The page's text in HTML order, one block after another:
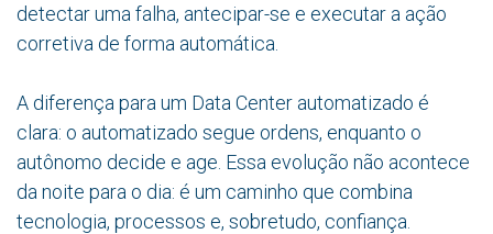
detectar uma falha, antecipar-se e executar a ação
corretiva de forma automática.
A diferença para um Data Center automatizado é
clara: o automatizado segue ordens, enquanto o
autônomo decide e age. Essa evolução não acontece
da noite para o dia: é um caminho que combina
tecnologia, processos e, sobretudo, confiança.